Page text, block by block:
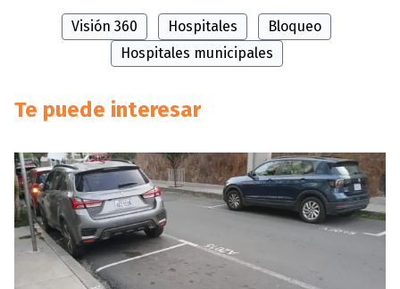
Visión 360 Hospitales
Bloqueo
Hospitales municipales
Te puede interesar